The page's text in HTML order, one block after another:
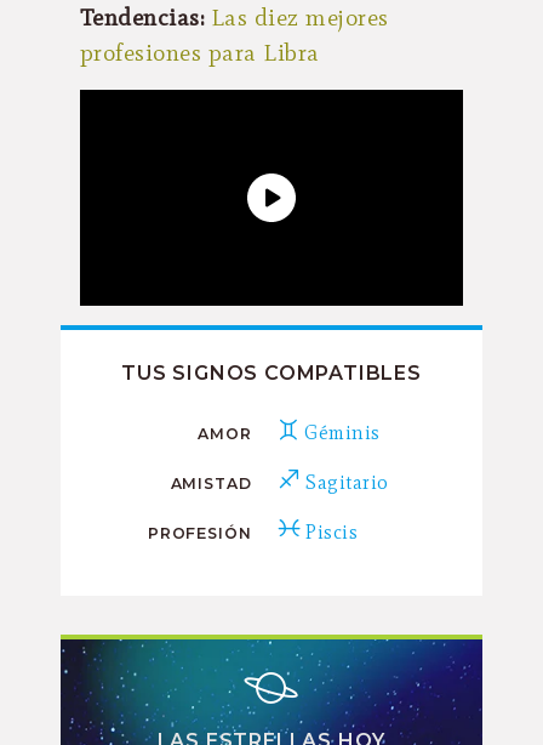
Tendencias: Las diez mejores
profesiones para Libra
TUS SIGNOS COMPATIBLES
AMOR Géminis
AMISTAD Sagitario
PROFESIÓN Piscis